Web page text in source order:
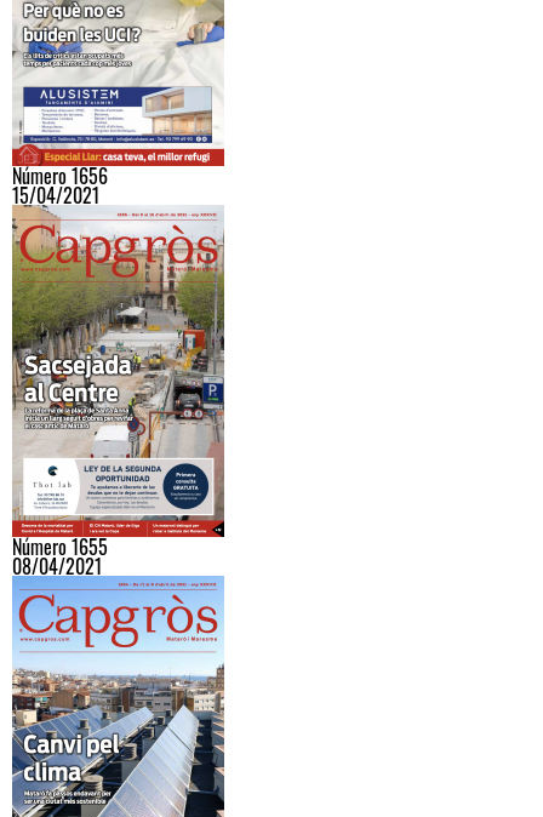
Número 1656
15/04/2021
Número 1655
08/04/2021